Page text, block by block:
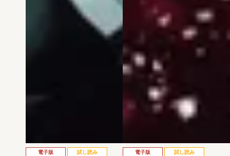
電子版 試し読み 電子版 試し読み